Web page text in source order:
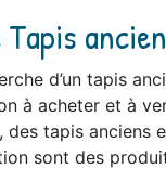
Tapis
d’un tapis
à acheter et à
tapis anciens
sont des